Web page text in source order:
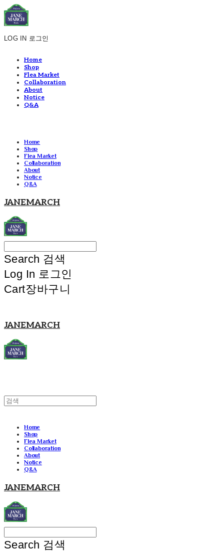
LOG IN 로그인
Home
Shop
Flea Market
Collaboration
About
Notice
Q&A
Home
Shop
Flea Market
Collaboration
About
Notice
Q&A
JANEMARCH
Search 검색
Log In 로그인
Cart장바구니
JANEMARCH
Home
Shop
Flea Market
Collaboration
About
Notice
Q&A
JANEMARCH
Search 검색